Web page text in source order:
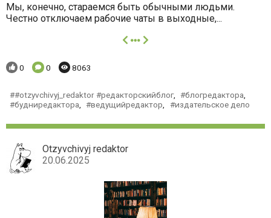
Мы, конечно, стараемся быть обычными людьми.
Честно отключаем рабочие чаты в выходные,...
далее
Понравилось:
0 Комментариев:
0 Просмотров:
8063
#otzyvchivyj_redaktor #редакторскийблог, блогредактора,
будниредактора, ведущийредактор, издательское дело
Otzyvchivyj redaktor
20.06.2025